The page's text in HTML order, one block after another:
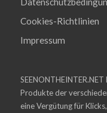
Cookies-Richtlinien
Impressum
Produkte der
eine Vergütung für